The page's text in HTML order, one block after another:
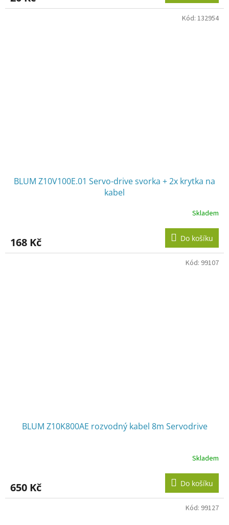
BLUM Z10V100E.01 Servo-drive svorka + 2x krytka na
kabel
Skladem
168 Kč Do košíku
Kód: 132954
BLUM Z10K800AE rozvodný kabel 8m Servodrive
Skladem
650 Kč Do košíku
Kód: 99107
Kód: 99127